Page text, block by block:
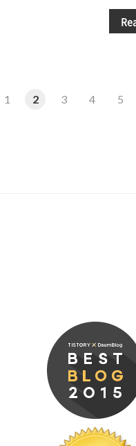
알 법한 '안나
성의 차마고도
유
우
1 2 3 4 5